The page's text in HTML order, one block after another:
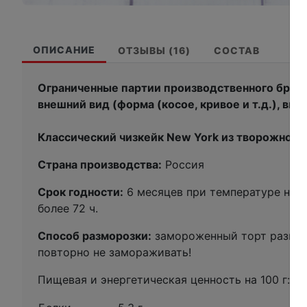
ОПИСАНИЕ ОТЗЫВЫ (16) СОСТАВ
Ограниченные партии производственного
внешний вид (форма (косое, кривое и т.д.),
Классический чизкейк New York из
Страна производства: Россия
Срок годности: 6 месяцев при температуре не
более 72 ч.
Способ разморозки: замороженный торт
повторно не замораживать!
Пищевая и энергетическая ценность на 100 г: